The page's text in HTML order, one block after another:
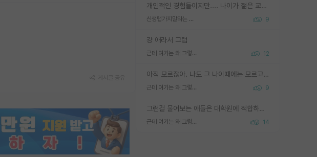
개인적인 경험들이지만.... 나이가 젊은 교수일수록 꼰대라는 가면을 쓴 채로 무례함을 행동하는 경우가 거의 90% 정도였음. 나이가 어린데 다른 또래들과 달리 명예, 권력, 재력까지 얻었으니 세상 다 가진 기분이겠지. 오히러 나이 든 교수들이 행동과 말을 더 조심하시더라.
신생랩가지말라는 이유가 있었구나 9
걍 애라서 그럼
근데 여기는 왜 그렇게 SPK를 물어보는거임? 12
아직 모르잖아. 나도 그 나이때에는 모르고 평가 받고 안심하고 싶었어.
근데 여기는 왜 그렇게 SPK를 물어보는거임? 9
그런걸 물어보는 애들은 대학원에 적합하지 않다
근데 여기는 왜 그렇게 SPK를 물어보는거임? 14